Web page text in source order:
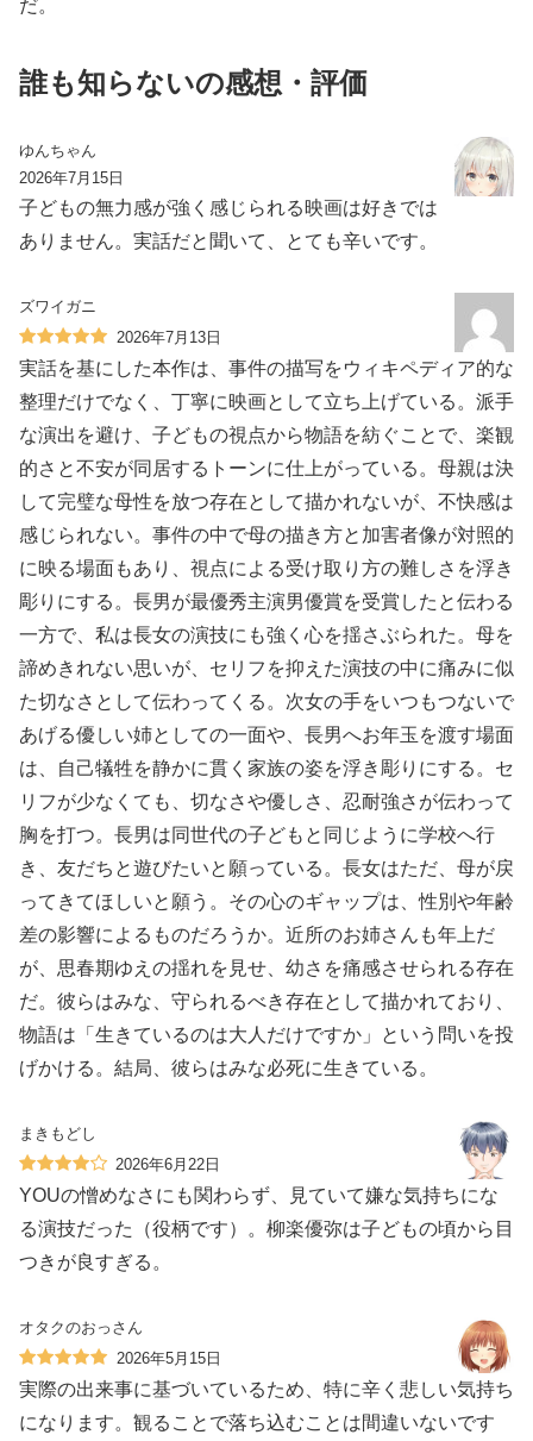
だ。
誰も知らないの感想・評価
ゆんちゃん
2026年7月15日
子どもの無力感が強く感じられる映画は好きでは
ありません。実話だと聞いて、とても辛いです。
ズワイガニ
2026年7月13日
実話を基にした本作は、事件の描写をウィキペディア的な
整理だけでなく、丁寧に映画として立ち上げている。派手
な演出を避け、子どもの視点から物語を紡ぐことで、楽観
的さと不安が同居するトーンに仕上がっている。母親は決
して完璧な母性を放つ存在として描かれないが、不快感は
感じられない。事件の中で母の描き方と加害者像が対照的
に映る場面もあり、視点による受け取り方の難しさを浮き
彫りにする。長男が最優秀主演男優賞を受賞したと伝わる
一方で、私は長女の演技にも強く心を揺さぶられた。母を
諦めきれない思いが、セリフを抑えた演技の中に痛みに似
た切なさとして伝わってくる。次女の手をいつもつないで
あげる優しい姉としての一面や、長男へお年玉を渡す場面
は、自己犠牲を静かに貫く家族の姿を浮き彫りにする。セ
リフが少なくても、切なさや優しさ、忍耐強さが伝わって
胸を打つ。長男は同世代の子どもと同じように学校へ行
き、友だちと遊びたいと願っている。長女はただ、母が戻
ってきてほしいと願う。その心のギャップは、性別や年齢
差の影響によるものだろうか。近所のお姉さんも年上だ
が、思春期ゆえの揺れを見せ、幼さを痛感させられる存在
だ。彼らはみな、守られるべき存在として描かれており、
物語は「生きているのは大人だけですか」という問いを投
げかける。結局、彼らはみな必死に生きている。
まきもどし
2026年6月22日
YOUの憎めなさにも関わらず、見ていて嫌な気持ちにな
る演技だった（役柄です）。柳楽優弥は子どもの頃から目
つきが良すぎる。
オタクのおっさん
2026年5月15日
実際の出来事に基づいているため、特に辛く悲しい気持ち
になります。観ることで落ち込むことは間違いないです